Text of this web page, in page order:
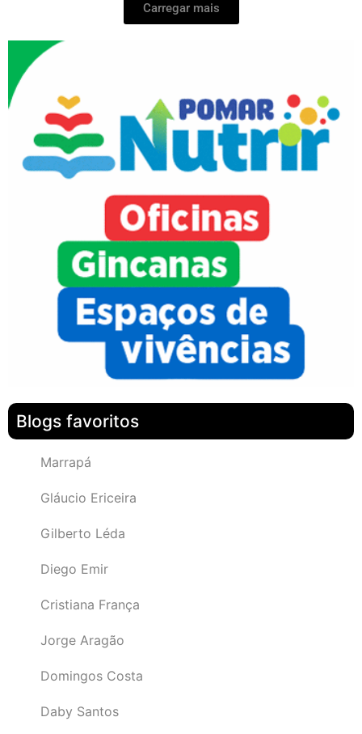
Carregar mais
Blogs favoritos
Marrapá
Gláucio Ericeira
Gilberto Léda
Diego Emir
Cristiana França
Jorge Aragão
Domingos Costa
Daby Santos